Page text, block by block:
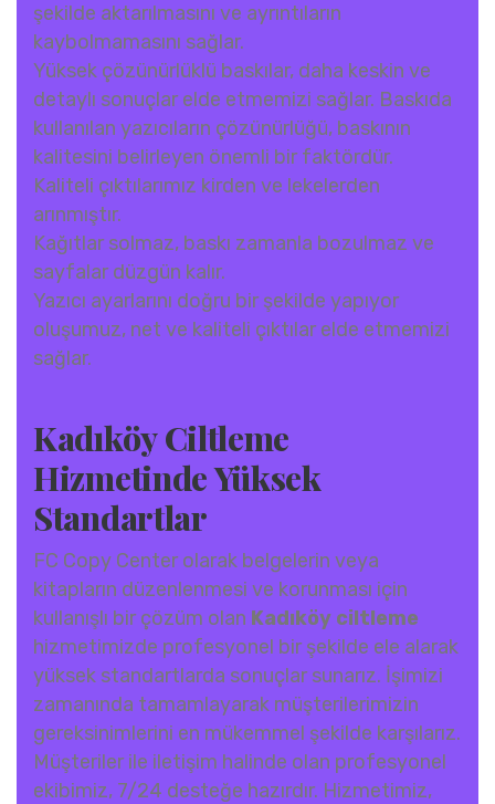
şekilde aktarılmasını ve ayrıntıların
kaybolmamasını sağlar.
Yüksek çözünürlüklü baskılar, daha keskin ve
detaylı sonuçlar elde etmemizi sağlar. Baskıda
kullanılan yazıcıların çözünürlüğü, baskının
kalitesini belirleyen önemli bir faktördür.
Kaliteli çıktılarımız kirden ve lekelerden
arınmıştır.
Kağıtlar solmaz, baskı zamanla bozulmaz ve
sayfalar düzgün kalır.
Yazıcı ayarlarını doğru bir şekilde yapıyor
oluşumuz, net ve kaliteli çıktılar elde etmemizi
sağlar.
Kadıköy Ciltleme
Hizmetinde Yüksek
Standartlar
FC Copy Center olarak belgelerin veya
kitapların düzenlenmesi ve korunması için
kullanışlı bir çözüm olan Kadıköy ciltleme
hizmetimizde profesyonel bir şekilde ele alarak
yüksek standartlarda sonuçlar sunarız. İşimizi
zamanında tamamlayarak müşterilerimizin
gereksinimlerini en mükemmel şekilde karşılarız.
Müşteriler ile iletişim halinde olan profesyonel
ekibimiz, 7/24 desteğe hazırdır. Hizmetimiz,